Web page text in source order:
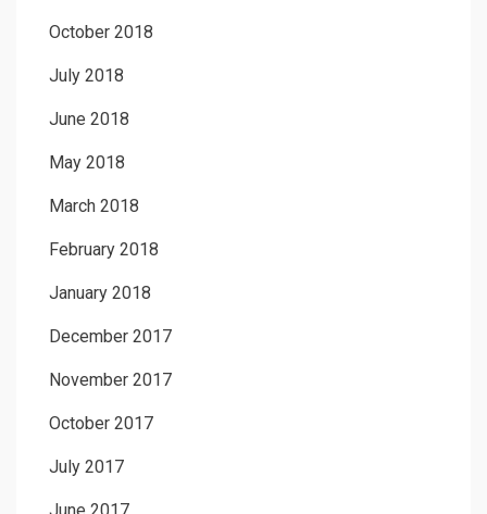
October 2018
July 2018
June 2018
May 2018
March 2018
February 2018
January 2018
December 2017
November 2017
October 2017
July 2017
June 2017